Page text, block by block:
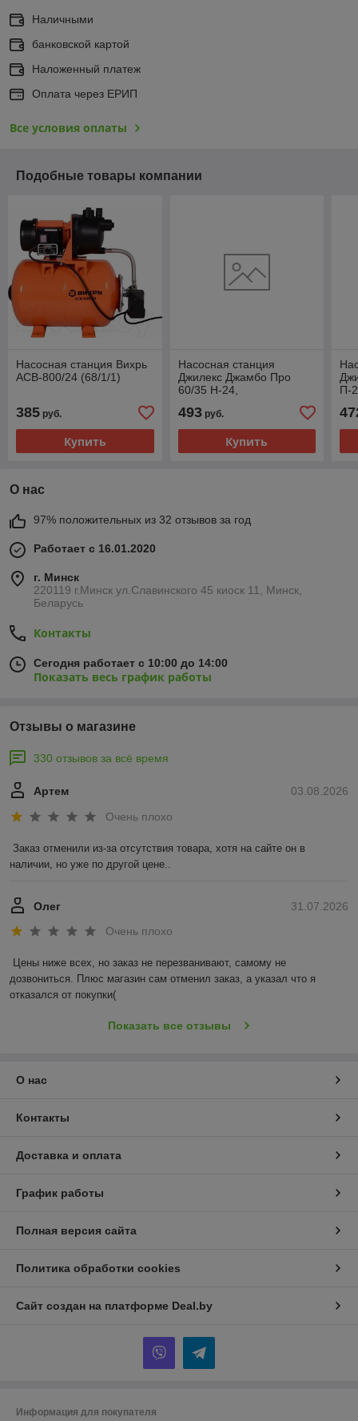
Наличными
банковской картой
Наложенный платеж
Оплата через ЕРИП
Все условия оплаты
Подобные товары компании
Насосная станция Вихрь
АСВ-800/24 (68/1/1)
385 руб.
Купить
Насосная станция
Джилекс Джамбо Про
60/35 Н-24,
поверхностный, 3600л/ч
493руб.
Купить
П-
О нас
97% положительных из 32 отзывов за год
Работает с 16.01.2020
г. Минск
220119 г.Минск ул.Славинского 45 киоск 11, Минск,
Беларусь
Контакты
Сегодня работает с 10:00 до 14:00
Показать весь график работы
Отзывы о магазине
330 отзывов за всё время
03.08.2026
Артем
Очень плохо
Заказ отменили из-за отсутствия товара, хотя на сайте он в
наличии, но уже по другой цене..
31.07.2026
Олег
Очень плохо
Цены ниже всех, но заказ не перезванивают, самому не
дозвониться. Плюс магазин сам отменил заказ, а указал что я
отказался от покупки(
Показать все отзывы
О нас
Контакты
Доставка и оплата
График работы
Полная версия сайта
Политика обработки cookies
Сайт создан на платформе Deal.by
Информация для покупателя